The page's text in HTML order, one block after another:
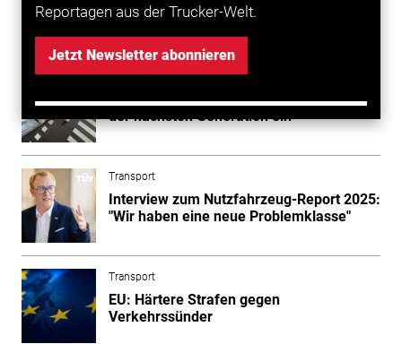
Reportagen aus der Trucker-Welt.
Jetzt Newsletter abonnieren
Transport
Volvo Trucks führt Sicherheitssysteme
der nächsten Generation ein
Transport
Interview zum Nutzfahrzeug-Report 2025:
"Wir haben eine neue Problemklasse"
Transport
EU: Härtere Strafen gegen
Verkehrssünder